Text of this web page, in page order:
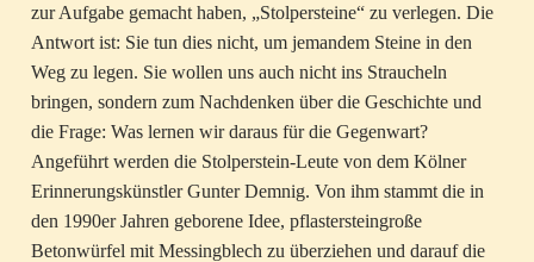
zur Aufgabe gemacht haben, „Stolpersteine“ zu verlegen. Die
Antwort ist: Sie tun dies nicht, um jemandem Steine in den
Weg zu legen. Sie wollen uns auch nicht ins Straucheln
bringen, sondern zum Nachdenken über die Geschichte und
die Frage: Was lernen wir daraus für die Gegenwart?
Angeführt werden die Stolperstein-Leute von dem Kölner
Erinnerungskünstler Gunter Demnig. Von ihm stammt die in
den 1990er Jahren geborene Idee, pflastersteingroße
Betonwürfel mit Messingblech zu überziehen und darauf die